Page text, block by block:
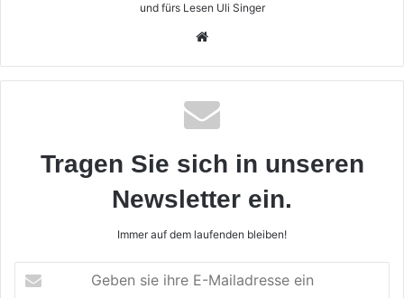
und fürs Lesen Uli Singer
Tragen Sie sich in unseren
Newsletter ein.
Immer auf dem laufenden bleiben!
sie